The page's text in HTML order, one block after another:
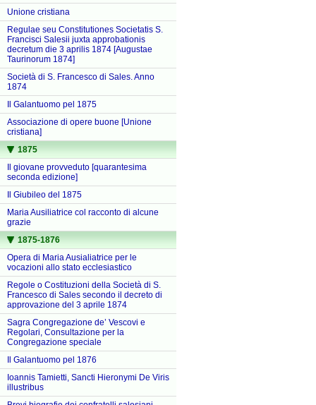
Unione cristiana
Regulae seu Constitutiones Societatis S.
Francisci Salesii juxta approbationis
decretum die 3 aprilis 1874 [Augustae
Taurinorum 1874]
Società di S. Francesco di Sales. Anno
1874
Il Galantuomo pel 1875
Associazione di opere buone [Unione
cristiana]
1875
Il giovane provveduto [quarantesima
seconda edizione]
Il Giubileo del 1875
Maria Ausiliatrice col racconto di alcune
grazie
1875-1876
Opera di Maria Ausialiatrice per le
vocazioni allo stato ecclesiastico
Regole o Costituzioni della Società di S.
Francesco di Sales secondo il decreto di
approvazione del 3 aprile 1874
Sagra Congregazione de’ Vescovi e
Regolari, Consultazione per la
Congregazione speciale
Il Galantuomo pel 1876
Ioannis Tamietti, Sancti Hieronymi De Viris
illustribus